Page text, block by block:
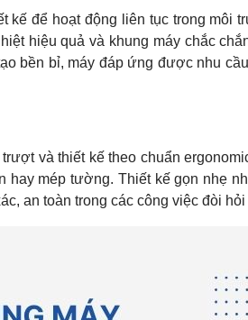
kế để hoạt động liên tục trong môi
hiệu quả và khung máy chắc
bền bỉ, máy đáp ứng được nhu
và thiết kế theo chuẩn
hay mép tường. Thiết kế gọn nhẹ
an toàn trong các công việc đòi hỏi